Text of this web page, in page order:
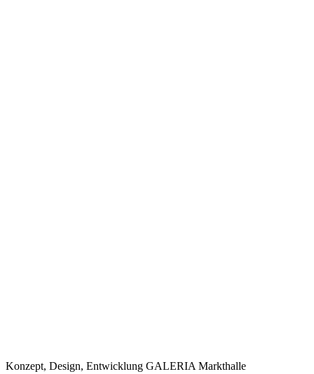
Konzept, Design, Entwicklung GALERIA Markthalle